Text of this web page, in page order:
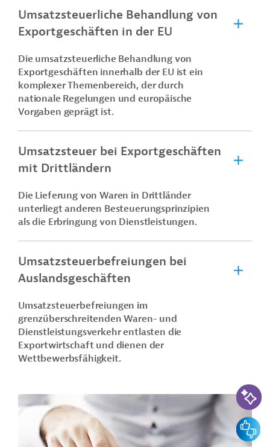
Umsatzsteuerliche Behandlung von
Exportgeschäften in der EU
Die umsatzsteuerliche Behandlung von
Exportgeschäften innerhalb der EU ist ein
komplexer Themenbereich, der durch
nationale Regelungen und europäische
Vorgaben geprägt ist.
Umsatzsteuer bei Exportgeschäften
mit Drittländern
Die Lieferung von Waren in Drittländer
unterliegt anderen Besteuerungsprinzipien
als die Erbringung von Dienstleistungen.
Umsatzsteuerbefreiungen bei
Auslandsgeschäften
Umsatzsteuerbefreiungen im
grenzüberschreitenden Waren- und
Dienstleistungsverkehr entlasten die
Exportwirtschaft und dienen der
Wettbewerbsfähigkeit.
KI-